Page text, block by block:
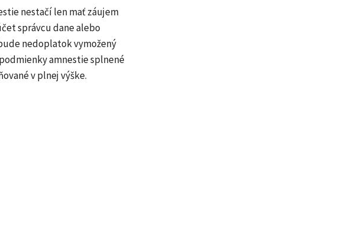
nestačí len mať záujem
správcu dane alebo
nedoplatok vymožený
amnestie splnené
v plnej výške.